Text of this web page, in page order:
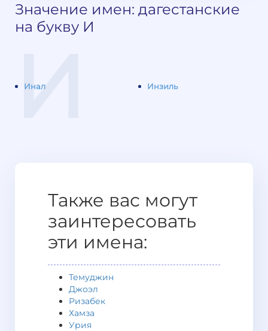
Значение имен: дагестанские
на букву И
И
Инал Инзиль
Также вас могут
заинтересовать
эти имена:
Темуджин
Джоэл
Ризабек
Хамза
Урия